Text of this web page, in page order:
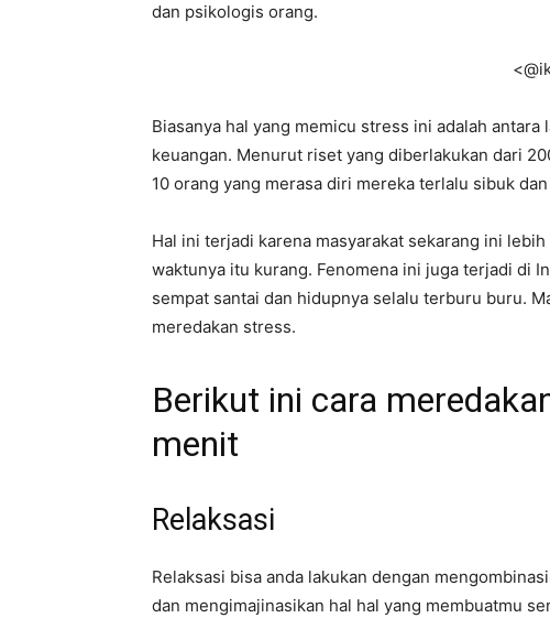
dan psikologis orang.
Biasanya hal yang memicu stress ini adalah
keuangan. Menurut riset yang diberlakukan dari
10 orang yang merasa diri mereka terlalu sibuk
Hal ini terjadi karena masyarakat sekarang ini
waktunya itu kurang. Fenomena ini juga terjadi di
sempat santai dan hidupnya selalu terburu buru.
meredakan stress.
Berikut ini cara
menit
Relaksasi
Relaksasi bisa anda lakukan dengan
dan mengimajinasikan hal hal yang membuatmu